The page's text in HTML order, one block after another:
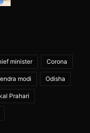
minister Corona
modi Odisha
Prahari